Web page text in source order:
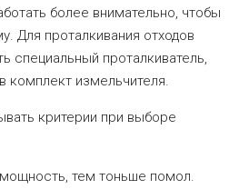
более внимательно, чтобы
Для проталкивания отходов
специальный проталкиватель,
комплект измельчителя.
критерии при выборе
тем тоньше помол.